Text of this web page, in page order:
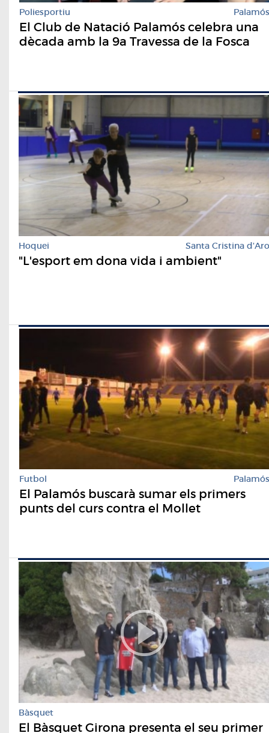
Poliesportiu Palamós
El Club de Natació Palamós celebra una
dècada amb la 9a Travessa de la Fosca
Hoquei Santa Cristina d'Aro
"L'esport em dona vida i ambient"
Futbol Palamós
El Palamós buscarà sumar els primers
punts del curs contra el Mollet
Bàsquet
El Bàsquet Girona presenta el seu primer